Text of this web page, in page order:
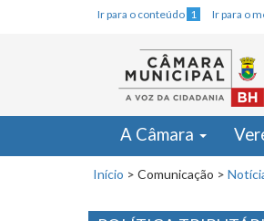
Ir para o conteúdo 1 Ir para o
A Câmara
Início > Comunicação >